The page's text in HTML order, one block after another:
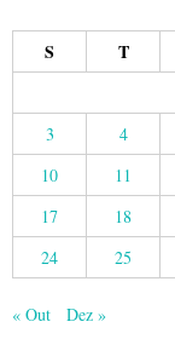
S T
3
4
10
11
17
18
24
25
« Out Dez »